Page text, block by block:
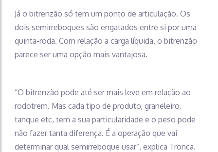
Já o bitrenzão só tem um ponto de articulação. Os
dois semirreboques são engatados entre si por uma
quinta-roda. Com relação a carga líquida, o bitrenzão
parece ser uma opção mais vantajosa.
“O bitrenzão pode até ser mais leve em relação ao
rodotrem. Mas cada tipo de produto, graneleiro,
tanque etc, tem a sua particularidade e o peso pode
não fazer tanta diferença. É a operação que vai
determinar qual semirreboque usar”, explica Tronca.